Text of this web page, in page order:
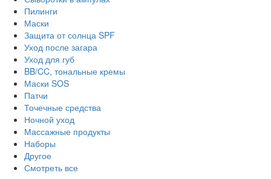
Пилинги
Маски
Защита от солнца SPF
Уход после загара
Уход для губ
BB/CC, тональные кремы
Маски SOS
Патчи
Точечные средства
Ночной уход
Массажные продукты
Наборы
Другое
Смотреть все